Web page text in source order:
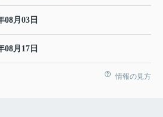
08月03日
08月17日
情報の見方